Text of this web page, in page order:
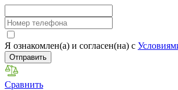
Я ознакомлен(а) и согласен(на) с
Отправить
Сравнить